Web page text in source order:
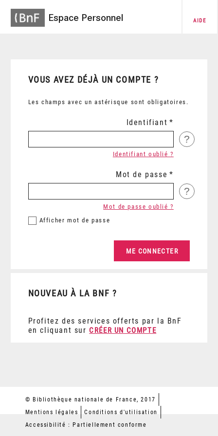
Espace Personnel AIDE
VOUS AVEZ DÉJÀ UN COMPTE ?
Les champs avec un astérisque sont obligatoires.
Identifiant
?
Identifiant oublié ?
Mot de passe
?
Afficher mot de passe
Mot de passe oublié ?
NOUVEAU À LA BNF ?
Profitez des services offerts par la BnF
en cliquant sur CRÉER UN COMPTE
© Bibliothèque nationale de France, 2017
Mentions légales
Conditions d'utilisation
Accessibilité : Partiellement conforme